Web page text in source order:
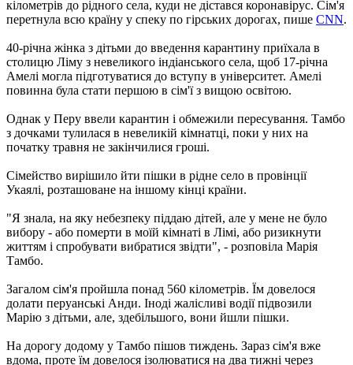
кілометрів до рідного села, куди не дістався коронавірус. Сім'я
перетнула всю країну у спеку по гірських дорогах, пише CNN.
40-річна жінка з дітьми до введення карантину приїхала в
столицю Ліму з невеликого індіанського села, щоб 17-річна
Амелі могла підготуватися до вступу в університет. Амелі
повинна була стати першою в сім'ї з вищою освітою.
Однак у Перу ввели карантин і обмежили пересування. Тамбо
з дочками тулилася в невеликій кімнатці, поки у них на
початку травня не закінчилися гроші.
Сімейство вирішило йти пішки в рідне село в провінції
Укаялі, розташоване на іншому кінці країни.
"Я знала, на яку небезпеку піддаю дітей, але у мене не було
вибору - або померти в моїй кімнаті в Лімі, або ризикнути
життям і спробувати вибратися звідти", - розповіла Марія
Тамбо.
Загалом сім'я пройшла понад 560 кілометрів. Їм довелося
долати перуанські Анди. Іноді жалісливі водії підвозили
Марію з дітьми, але, здебільшого, вони йшли пішки.
На дорогу додому у Тамбо пішов тиждень. Зараз сім'я вже
вдома, проте їм довелося ізолюватися на два тижні через